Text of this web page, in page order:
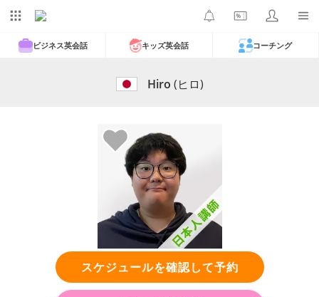
ビジネス英会話 キッズ英会話 コーチング
Hiro (ヒロ)
スケジュールを確認して予約